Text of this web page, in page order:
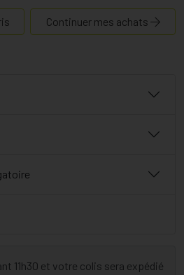
Continuer mes achats
11h30 et votre colis sera expédié